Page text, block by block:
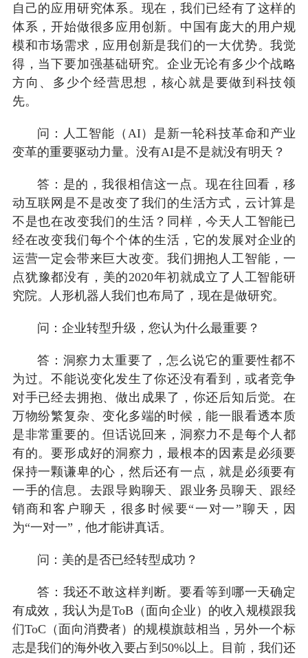
自己的应用研究体系。现在，我们已经有了这样的
体系，开始做很多应用创新。中国有庞大的用户规
模和市场需求，应用创新是我们的一大优势。我觉
得，当下要加强基础研究。企业无论有多少个战略
方向、多少个经营思想，核心就是要做到科技领
先。
问：人工智能（AI）是新一轮科技革命和产业
变革的重要驱动力量。没有AI是不是就没有明天？
答：是的，我很相信这一点。现在往回看，移
动互联网是不是改变了我们的生活方式，云计算是
不是也在改变我们的生活？同样，今天人工智能已
经在改变我们每个个体的生活，它的发展对企业的
运营一定会带来巨大改变。我们拥抱人工智能，一
点犹豫都没有，美的2020年初就成立了人工智能研
究院。人形机器人我们也布局了，现在是做研究。
问：企业转型升级，您认为什么最重要？
答：洞察力太重要了，怎么说它的重要性都不
为过。不能说变化发生了你还没有看到，或者竞争
对手已经去拥抱、做出成果了，你还后知后觉。在
万物纷繁复杂、变化多端的时候，能一眼看透本质
是非常重要的。但话说回来，洞察力不是每个人都
有的。要形成好的洞察力，最根本的因素是必须要
保持一颗谦卑的心，然后还有一点，就是必须要有
一手的信息。去跟导购聊天、跟业务员聊天、跟经
销商和客户聊天，很多时候要“一对一”聊天，因
为“一对一”，他才能讲真话。
问：美的是否已经转型成功？
答：我还不敢这样判断。要看等到哪一天确定
有成效，我认为是ToB（面向企业）的收入规模跟我
们ToC（面向消费者）的规模旗鼓相当，另外一个标
志是我们的海外收入要占到50%以上。目前，我们还